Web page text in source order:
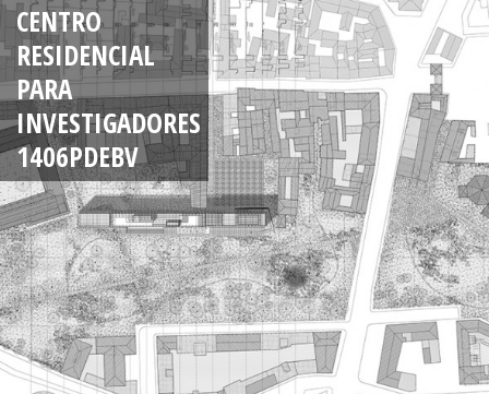
CENTRO
RESIDENCIAL
PARA
INVESTIGADORES
1406PDEBV